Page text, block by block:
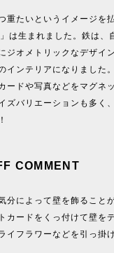
重たいというイメージを
は生まれました。鉄は、
ジオメトリックなデザイ
インテリアになりました。
ードや写真などをマグネ
ズバリエーションも多く
COMMENT
分によって壁を飾ること
カードをくっ付けて壁を
イフラワーなどを引っ掛